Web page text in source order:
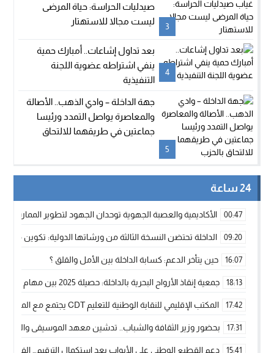
3
صيدليات الحراسة: حياة المرضى
ليست مجالا للاستهتار
4
بعد تداول إشاعات.. أمبارك حمية
ينفي اشتراطه عضوية اللجنة
التنفيذية
5
جهة الداخلة – وادي الذهب.. الأصالة
والمعاصرة يواصل التمدد ورئيسا
جماعتين في طريقهما للالتحاق
24 ساعة
00:47 الأكاديمية والعصبة الجهوية توحدان الجهود لتطوير الممارسة
09:20 الداخلة تحتضن النسخة الثالثة من ورشاتها الدولية: تكوين
16:07 حين يتأخر الدعم: كسابة الداخلة بين الأمل والقلق ؟
18:13 جمعية إنقاذ الأرواح البحرية بالداخلة: حصيلة 2025 بين مهام الإنقاذ ومشروع “دار البحار”
17:42 المكتب الإقليمي للنقابة الوطنية للتعليم CDT يجتمع مع المدير الإقليمي لمناقشة ملفات جوهرية لنساء ورجال التعليم
17:31 بحضور وزير الثقافة والشباب.. تدشين معهد الموسيقى والفنون
15:41 دعم القطيع الوطني على الأبواب بعد استكمال الترقيم…